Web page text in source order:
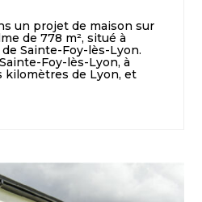
un projet de maison sur
de 778 m², situé à
Sainte-Foy-lès-Lyon.
Foy-lès-Lyon, à
kilomètres de Lyon, et